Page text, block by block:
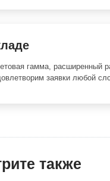
гамма, расширенный
заявки любой
также